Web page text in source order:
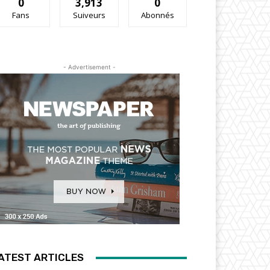
Fans Suiveurs Abonnés
- Advertisement -
ARTICLES